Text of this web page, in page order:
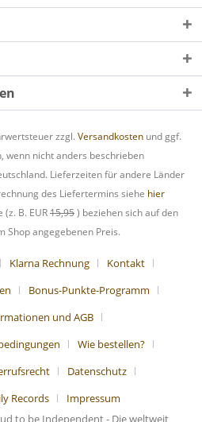
zzgl. Versandkosten und ggf.
wenn nicht anders beschrieben
Lieferzeiten für andere Länder
des Liefertermins siehe hier
B. EUR15,95) beziehen sich auf den
Shop angegebenen Preis.
Klarna Rechnung
Kontakt
Bonus-Punkte-Programm
und AGB
Wie bestellen?
Datenschutz
Records
Impressum
to be Independent - Die weltweit